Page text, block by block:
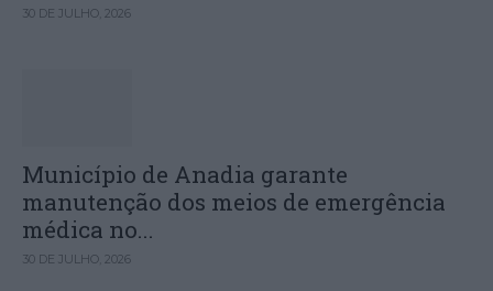
30 DE JULHO, 2026
Município de Anadia garante
manutenção dos meios de emergência
médica no...
30 DE JULHO, 2026